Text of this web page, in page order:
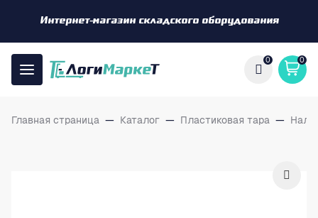
Интернет-магазин складского оборудования
0 0
Главная страница — Каталог — Пластиковая тара —